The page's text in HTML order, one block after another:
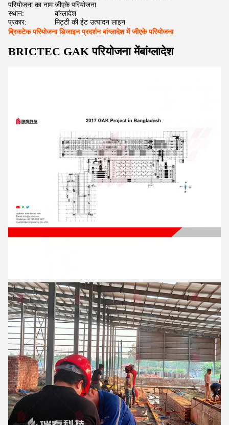
परियोजना का नाम:जीएके परियोजना
स्थान:
बांग्लादेश
प्रकार:
मिट्टी की ईंट उत्पादन लाइन
ब्रिकटेक परियोजना डिजाइन प्रदर्शन बांग्लादेश में जीएके परियोजना
BRICTEC GAK परियोजना मेंबांग्लादेश